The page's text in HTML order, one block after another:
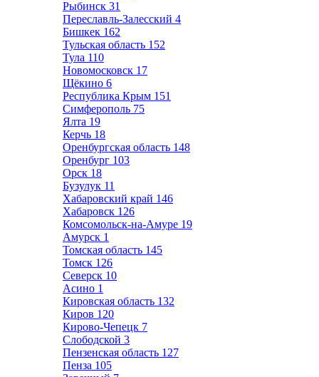
Рыбинск 31
Переславль-Залесский 4
Бишкек 162
Тульская область 152
Тула 110
Новомосковск 17
Щёкино 6
Республика Крым 151
Симферополь 75
Ялта 19
Керчь 18
Оренбургская область 148
Оренбург 103
Орск 18
Бузулук 11
Хабаровский край 146
Хабаровск 126
Комсомольск-на-Амуре 19
Амурск 1
Томская область 145
Томск 126
Северск 10
Асино 1
Кировская область 132
Киров 120
Кирово-Чепецк 7
Слободской 3
Пензенская область 127
Пенза 105